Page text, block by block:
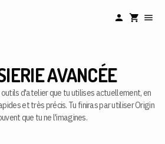
AVANCÉE
d'atelier que tu utilises actuellement, en
et très précis. Tu finiras par utiliser Origin
que tu ne l'imagines.